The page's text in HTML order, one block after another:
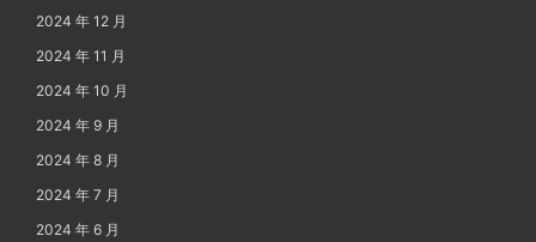
2024 年 12 月
2024 年 11 月
2024 年 10 月
2024 年 9 月
2024 年 8 月
2024 年 7 月
2024 年 6 月